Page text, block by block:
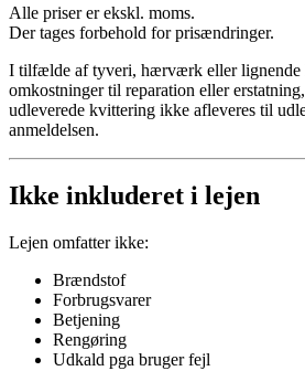
Alle priser er ekskl. moms.
Der tages forbehold for prisændringer.
I tilfælde af tyveri, hærværk eller lignende
omkostninger til reparation eller
udleverede kvittering ikke afleveres til
anmeldelsen.
Ikke inkluderet i lejen
Lejen omfatter ikke:
Brændstof
Forbrugsvarer
Betjening
Rengøring
Udkald pga bruger fejl